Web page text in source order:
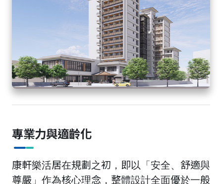
專業力與適齡化
康軒樂活居在規劃之初，即以「安全、舒適與
尊嚴」作為核心理念，整體設計全面優於一般